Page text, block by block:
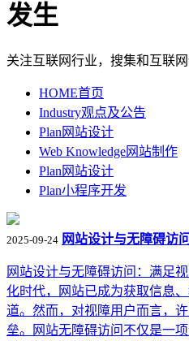
发生
关注互联网行业，搜集和互联
HOME首页
Industry观点及公告
Plan 网站设计
Web Knowledge网站制作
Plan 网站设计
Plan小程序开发
2025-09-24 网站设计与无障碍访
网站设计与无障碍访问：满足
化时代，网站已成为获取信息
道。然而，对视障用户而言，
垒。网站无障碍访问不仅是一